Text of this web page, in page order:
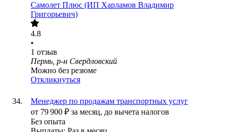
Самолет Плюс (ИП Харламов Владимир
Григорьевич)
4.8
•
1 отзыв
Пермь, р-н Свердловский
Можно без резюме
Откликнуться
Менеджер по продажам транспортных услуг
от 79 900 ₽ за месяц, до вычета налогов
Без опыта